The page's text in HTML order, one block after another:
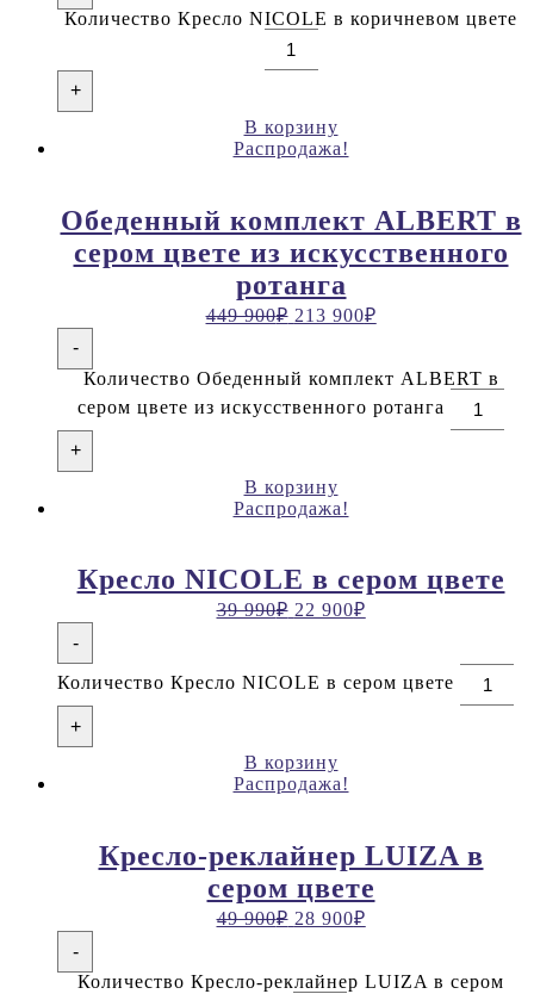
Количество Кресло NICOLE в коричневом цвете
+
В корзину
Распродажа!
Обеденный комплект ALBERT в
сером цвете из искусственного
ротанга
449 900₽ 213 900₽
-
Количество Обеденный комплект ALBERT в
сером цвете из искусственного ротанга
+
В корзину
Распродажа!
Кресло NICOLE в сером цвете
39 990₽ 22 900₽
-
Количество Кресло NICOLE в сером цвете
+
В корзину
Распродажа!
Кресло-реклайнер LUIZA в
сером цвете
49 900₽ 28 900₽
-
Количество Кресло-реклайнер LUIZA в сером